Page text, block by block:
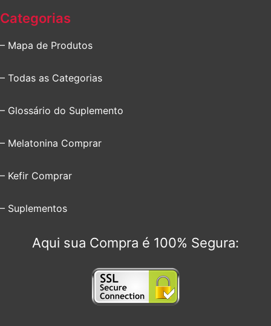
Categorias
– Mapa de Produtos
– Todas as Categorias
– Glossário do Suplemento
– Melatonina Comprar
– Kefir Comprar
– Suplementos
Aqui sua Compra é 100% Segura: